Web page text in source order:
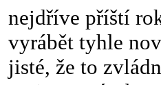
nejdříve příští
vyrábět tyhle
jisté, že to